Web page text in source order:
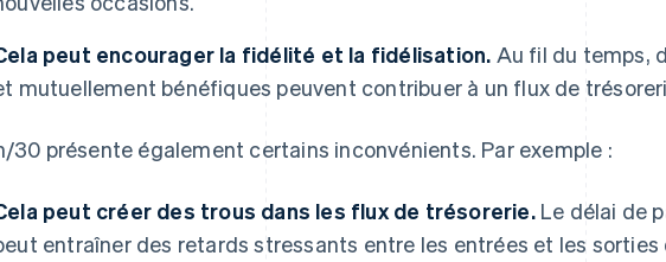
peut encourager la fidélité et la fidélisation. Au fil du temps,
mutuellement bénéfiques peuvent contribuer à un flux de
30 présente également certains inconvénients. Par exemple :
peut créer des trous dans les flux de trésorerie.Le délai de
entraîner des retards stressants entre les entrées et les sorties